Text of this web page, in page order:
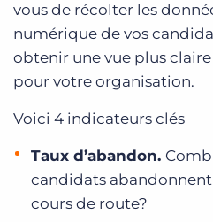
vous de récolter les
numérique de vos
obtenir une vue plus
pour votre organisation.
Voici 4 indicateurs clés
Taux d’abandon.
candidats abandonnent
cours de route?